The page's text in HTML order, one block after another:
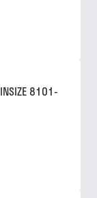
8101-